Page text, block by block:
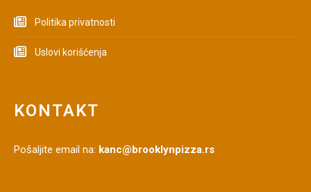
Politika privatnosti
Uslovi korišćenja
KONTAKT
Pošaljite email na: kanc@brooklynpizza.rs